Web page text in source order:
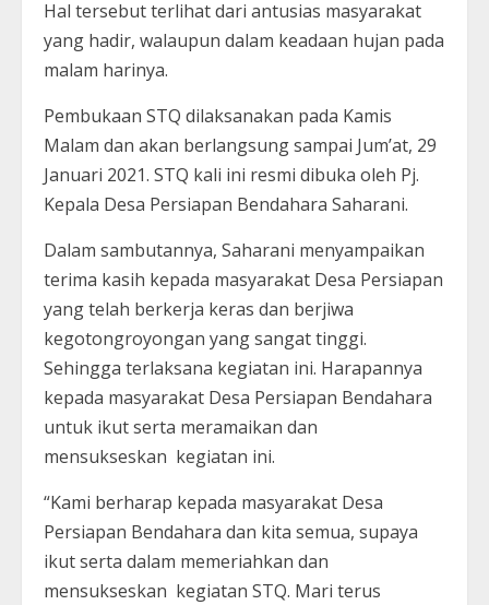
Hal tersebut terlihat dari antusias masyarakat
yang hadir, walaupun dalam keadaan hujan pada
malam harinya.
Pembukaan STQ dilaksanakan pada Kamis
Malam dan akan berlangsung sampai Jum’at, 29
Januari 2021. STQ kali ini resmi dibuka oleh Pj.
Kepala Desa Persiapan Bendahara Saharani.
Dalam sambutannya, Saharani menyampaikan
terima kasih kepada masyarakat Desa Persiapan
yang telah berkerja keras dan berjiwa
kegotongroyongan yang sangat tinggi.
Sehingga terlaksana kegiatan ini. Harapannya
kepada masyarakat Desa Persiapan Bendahara
untuk ikut serta meramaikan dan
mensukseskan kegiatan ini.
“Kami berharap kepada masyarakat Desa
Persiapan Bendahara dan kita semua, supaya
ikut serta dalam memeriahkan dan
mensukseskan kegiatan STQ. Mari terus